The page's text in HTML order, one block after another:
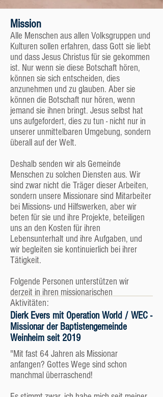
(z.B. ordinierten Geistlichen) vorbehalten sind.
Nicht nur der Pastor predigt, tauft, teilt das
Abendmahl aus etc., sondern dies machen
auch andere Mitarbeiter der Gemeinde.
Mitglieder, Freunde, Besucher, Kinder
– was bedeutet das?
Nicht jeder, der regelmäßig in unsere
Gemeinde kommt, will gleich offizielles Mitglied
werden. Gerade Menschen, die bisher zu einer
anderen Kirche gehörten, fällt der Wechsel
manchmal ganz schön schwer. Wir drängen da
auch nicht. Wer nun nicht mehr nur ab und zu
als Besucher kommt, sondern regelmäßig an
den Gottesdiensten und dem Gemeindeleben
teilnimmt, mitarbeitet, mit finanziert etc., den
bezeichnen wir als „Freund der Gemeinde“.
Sie werden zunächst gar keinen Unterschied
zwischen Mitgliedern und Freunden feststellen
und auch langjährige Gemeindeleute wissen
oft nicht auswendig, wer Mitglied und wer
Freund ist, denn beide werden gleich
behandelt - bis auf die Unterschiede, die das
deutsche Vereins- und Körperschaftsrecht
vorschreiben: Nur Mitglieder nehmen an den
Wahlen teil oder übernehmen führende
Leitungsaufgaben. Kinder haben einen
besonderen Status, weil wir nichts von Kinder-
oder gar Säuglingsmitgliedschaften halten und
nur Jugendliche und Erwachsene als
Mitglieder aufnehmen. Aber
selbstverständlich gehören unsere Kinder voll
zur Gemeinde und werden ernst und wichtig
Wir haben übrigens, um eine Größenordnung
Mission
Alle Menschen aus allen Volksgruppen und
Kulturen sollen erfahren, dass Gott sie liebt
und dass Jesus Christus für sie gekommen
ist. Nur wenn sie diese Botschaft hören,
können sie sich entscheiden, dies
anzunehmen und zu glauben. Aber sie
können die Botschaft nur hören, wenn
jemand sie ihnen bringt. Jesus selbst hat
uns aufgefordert, dies zu tun - nicht nur in
unserer unmittelbaren Umgebung, sondern
überall auf der Welt.
Deshalb senden wir als Gemeinde
Menschen zu solchen Diensten aus. Wir
sind zwar nicht die Träger dieser Arbeiten,
sondern unsere Missionare sind Mitarbeiter
bei Missions- und Hilfswerken, aber wir
beten für sie und ihre Projekte, beteiligen
uns an den Kosten für ihren
Lebensunterhalt und ihre Aufgaben, und
wir begleiten sie kontinuierlich bei ihrer
Tätigkeit.
Folgende Personen unterstützen wir
derzeit in ihren missionarischen
Aktivitäten:
Dierk Evers mit Operation World / WEC -
Missionar der Baptistengemeinde
Weinheim seit 2019
"Mit fast 64 Jahren als Missionar
anfangen? Gottes Wege sind schon
manchmal überraschend!